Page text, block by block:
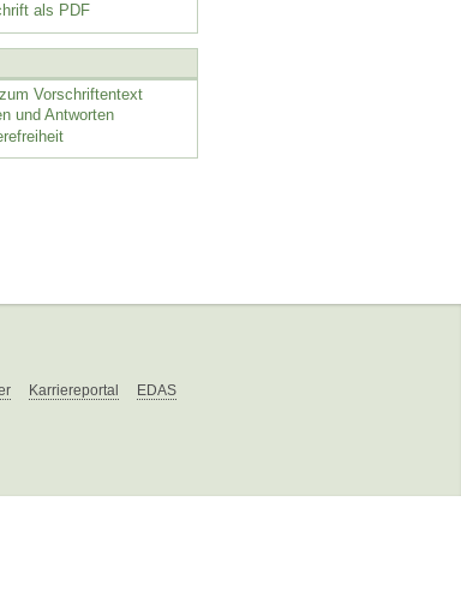
als PDF
Vorschriftentext
und Antworten
Karriereportal EDAS